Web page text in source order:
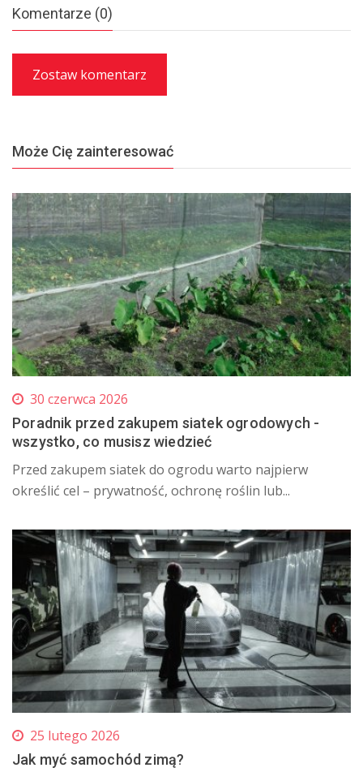
Komentarze (0)
Zostaw komentarz
Może Cię zainteresować
30 czerwca 2026
Poradnik przed zakupem siatek ogrodowych -
wszystko, co musisz wiedzieć
​Przed zakupem siatek do ogrodu warto najpierw
określić cel – prywatność, ochronę roślin lub...
25 lutego 2026
Jak myć samochód zimą?